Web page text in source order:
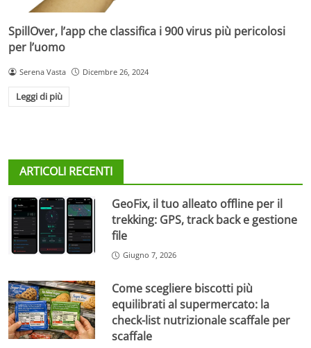
SpillOver, l’app che classifica i 900 virus più pericolosi
per l’uomo
Serena Vasta Dicembre 26, 2024
Leggi di più
ARTICOLI RECENTI
GeoFix, il tuo alleato offline per il
trekking: GPS, track back e gestione
file
Giugno 7, 2026
Come scegliere biscotti più
equilibrati al supermercato: la
check-list nutrizionale scaffale per
scaffale